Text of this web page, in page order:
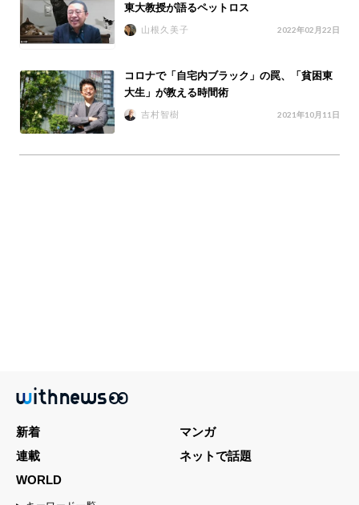
東大教授が語るペットロス
山根久美子 2022年02月22日
コロナで「自宅内ブラック」の罠、「貧困東
大生」が教える時間術
吉村智樹 2021年10月11日
新着
マンガ
連載
ネットで話題
WORLD